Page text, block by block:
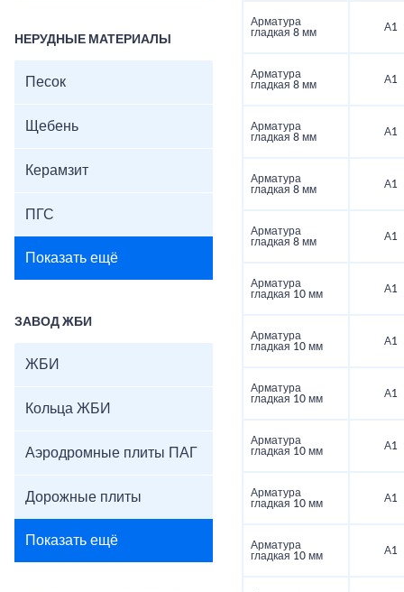
НЕРУДНЫЕ МАТЕРИАЛЫ
Песок
Щебень
Керамзит
ПГС
Показать ещё
ЗАВОД ЖБИ
ЖБИ
Кольца ЖБИ
Аэродромные плиты ПАГ
Дорожные плиты
Показать ещё
Арматура
гладкая 8 мм
А1
Арматура
гладкая 8 мм
А1
Арматура
гладкая 8 мм
А1
Арматура
гладкая 8 мм
А1
Арматура
гладкая 8 мм
А1
Арматура
гладкая 10 мм
А1
Арматура
гладкая 10 мм
А1
Арматура
гладкая 10 мм
А1
Арматура
гладкая 10 мм
А1
Арматура
гладкая 10 мм
А1
Арматура
гладкая 10 мм
А1